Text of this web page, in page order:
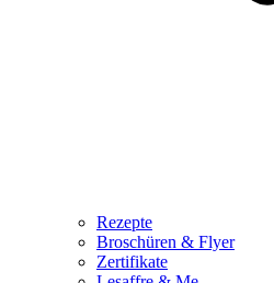
Rezepte
Broschüren & Flyer
Zertifikate